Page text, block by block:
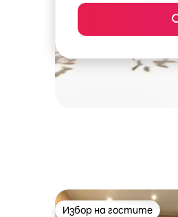
Избор на гостите